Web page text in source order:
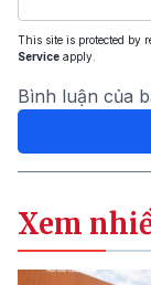
This site is protected by
Service apply.
Bình luận của
Xem